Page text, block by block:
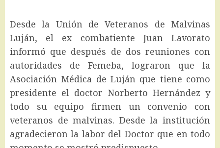
Desde la Unión de Veteranos de Malvinas
Luján, el ex combatiente Juan Lavorato
informó que después de dos reuniones con
autoridades de Femeba, lograron que la
Asociación Médica de Luján que tiene como
presidente el doctor Norberto Hernández y
todo su equipo firmen un convenio con
veteranos de malvinas. Desde la institución
agradecieron la labor del Doctor que en todo